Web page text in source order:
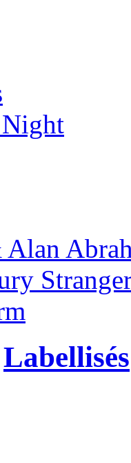
Labellisés